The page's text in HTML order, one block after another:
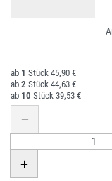
1
45,90 €
2
44,63 €
10
39,53 €